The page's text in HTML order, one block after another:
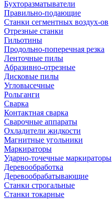
Бухторазматыватели
Правильно-подающие
Станки сегментных воздух-ов
Отрезные станки
Гильотины
Продольно-поперечная резка
Ленточные пилы
Абразивно-отрезные
Дисковые пилы
Угловысечные
Рольганги
Сварка
Контактная сварка
Сварочные аппараты
Охладители жидкости
Магнитные угольники
Маркираторы
Ударно-точечные маркираторы
Деревообработка
Деревообрабатывающие
Станки строгальные
Станки токарные